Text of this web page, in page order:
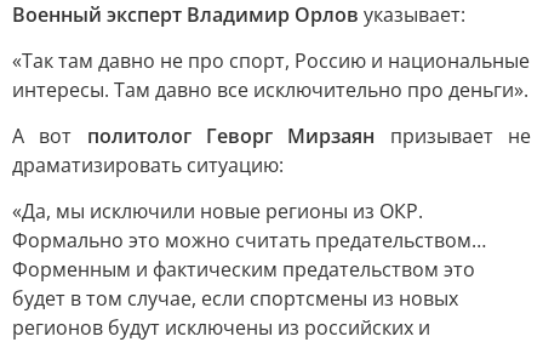
Военный эксперт Владимир Орлов указывает:
«Так там давно не про спорт, Россию и национальные
интересы. Там давно все исключительно про деньги».
А вот политолог Геворг Мирзаян призывает не
драматизировать ситуацию:
«Да, мы исключили новые регионы из ОКР.
Формально это можно считать предательством…
Форменным и фактическим предательством это
будет в том случае, если спортсмены из новых
регионов будут исключены из российских и